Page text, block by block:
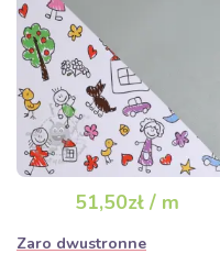
51,50zł / m
Zaro dwustronne